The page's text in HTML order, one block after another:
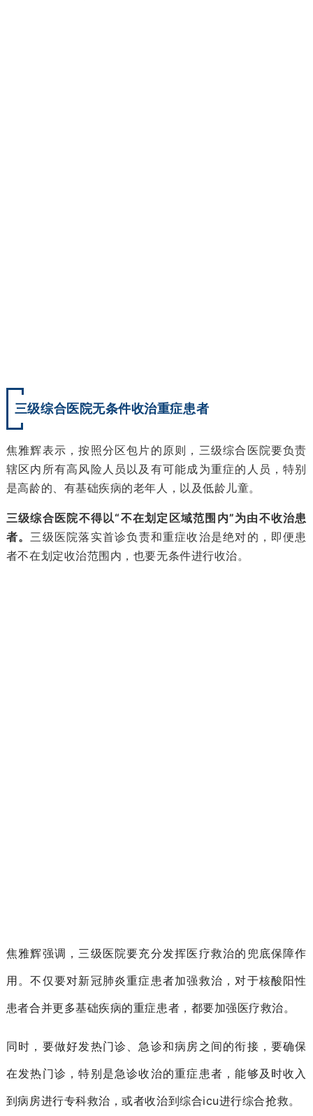
三级综合医院无条件收治重症患者
焦雅辉表示 ，按照分区包片的原则， 三级综合医院要负责
辖区内所有高风险人员以及有可能成为重症的人员，特别
是高龄的、有基础疾病的老年人，以及低龄儿童。
三级综合医院不得以“不在划定区域范围内”为由不收治患
者。三级医院落实首诊负 责和重症收治是绝对的，即便患
者不在划定收治范围内，也要无条件进行收治。
焦雅辉强调，三级医院要充分发挥医疗救治的兜底保障作
用。不仅要对新冠肺炎重症患者加强救治，对于核酸阳性
患者合并更多基础疾病的重症患者，都要加强医疗救治。
同时，要做好发热门诊、急诊和病房之间的衔接，要确保
在发热门诊，特别是急诊收治的重症患者，能够及时收入
到病房进行专科救治，或者收治到综合icu进行综合抢救。